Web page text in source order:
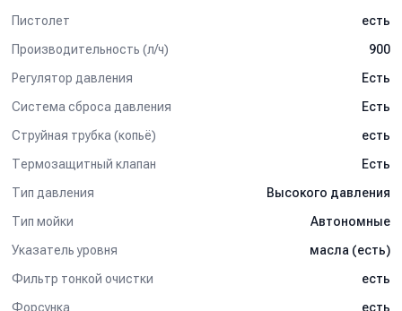
Пистолет
есть
Производительность (л/ч)
900
Регулятор давления
Есть
Система сброса давления
Есть
Струйная трубка (копьё)
есть
Термозащитный клапан
Есть
Тип давления
Высокого давления
Тип мойки
Автономные
Указатель уровня
масла (есть)
Фильтр тонкой очистки
есть
Форсунка
есть